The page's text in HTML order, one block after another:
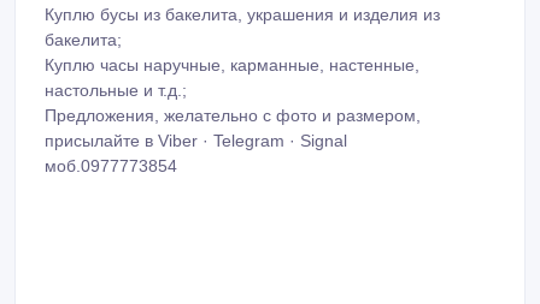
Куплю бусы из бакелита, украшения и изделия из
бакелита;
Куплю часы наручные, карманные, настенные,
настольные и т.д.;
Предложения, желательно с фото и размером,
присылайте в Viber · Telegram · Signal
моб.0977773854